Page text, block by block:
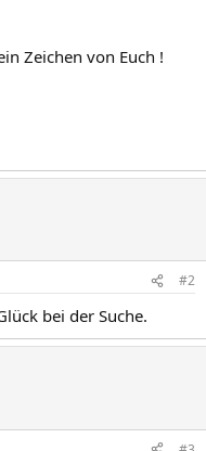
Zeichen von Euch !
#2
bei der Suche.